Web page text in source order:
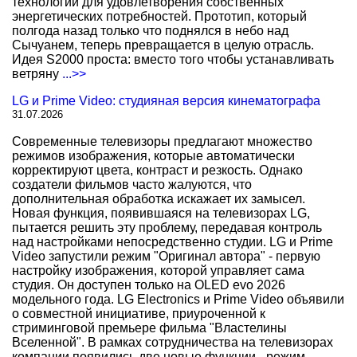
энергетических потребностей. Прототип, который
полгода назад только что поднялся в небо над
Сычуанем, теперь превращается в целую отрасль.
Идея S2000 проста: вместо того чтобы устанавливать
ветряну ...>>
LG и Prime Video: студияная версия кинематографа
31.07.2026
Современные телевизоры предлагают множество
режимов изображения, которые автоматически
корректируют цвета, контраст и резкость. Однако
создатели фильмов часто жалуются, что
дополнительная обработка искажает их замысел.
Новая функция, появившаяся на телевизорах LG,
пытается решить эту проблему, передавая контроль
над настройками непосредственно студии. LG и Prime
Video запустили режим "Оригинал автора" - первую
настройку изображения, которой управляет сама
студия. Он доступен только на OLED evo 2026
модельного года. LG Electronics и Prime Video объявили
о совместной инициативе, приуроченной к
стриминговой премьере фильма "Властелины
Вселенной". В рамках сотрудничества на телевизорах